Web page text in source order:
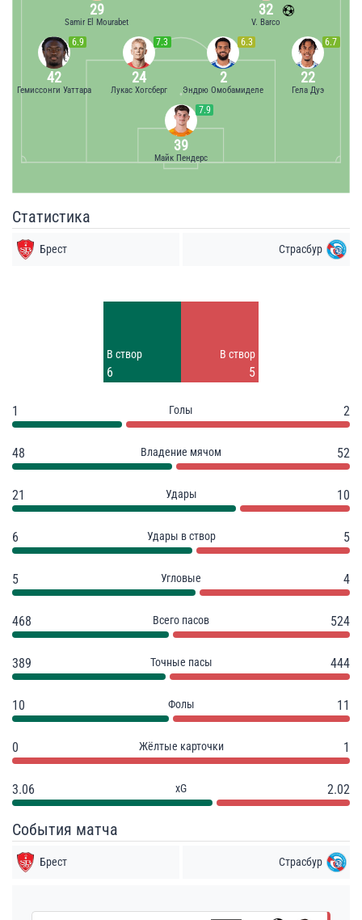
7.9
39
Майк Пендерс
6.9
42
Гемиссонги Уаттара
7.3
24
Лукас Хогсберг
6.3
2
Эндрю Омобамиделе
6.7
22
Гела Дуэ
29
Samir El Mourabet
32
V. Barco
Статистика
Брест Страсбур
В створ
6
В створ
5
1 Голы 2
48 Владение мячом 52
21 Удары 10
6 Удары в створ 5
5 Угловые 4
468 Всего пасов 524
389 Точные пасы 444
10 Фолы 11
0 Жёлтые карточки 1
3.06 xG 2.02
События матча
Брест Страсбур